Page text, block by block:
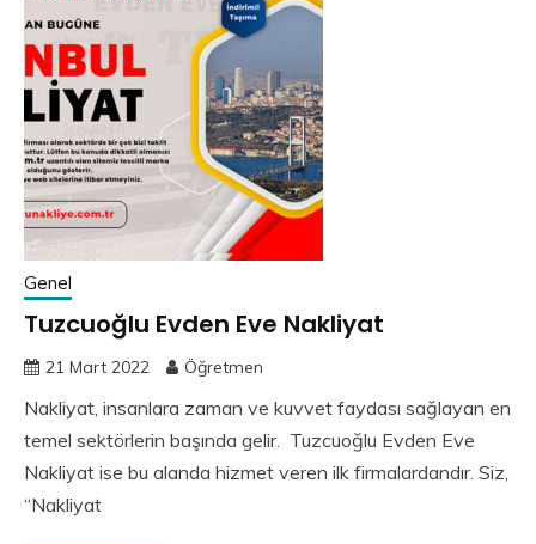
Genel
Tuzcuoğlu Evden Eve Nakliyat
21 Mart 2022 Öğretmen
Nakliyat, insanlara zaman ve kuvvet faydası sağlayan en
temel sektörlerin başında gelir. Tuzcuoğlu Evden Eve
Nakliyat ise bu alanda hizmet veren ilk firmalardandır. Siz,
“Nakliyat